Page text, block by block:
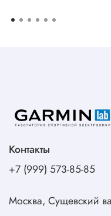
Контакты
+7 (999) 573-85-85
Москва, Сущевский